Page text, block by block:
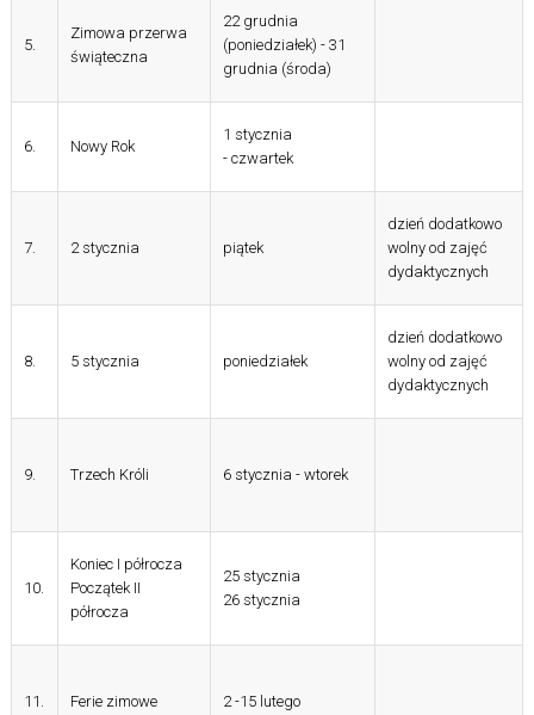
5.
Zimowa przerwa
świąteczna
22 grudnia
(poniedziałek) - 31
grudnia (środa)
6. Nowy Rok
1 stycznia
- czwartek
7. 2 stycznia piątek
dzień dodatkowo
wolny od zajęć
dydaktycznych
8. 5 stycznia poniedziałek
dzień dodatkowo
wolny od zajęć
dydaktycznych
9. Trzech Króli 6 stycznia - wtorek
10.
Koniec I półrocza
Początek II
półrocza
25 stycznia
26 stycznia
11. Ferie zimowe 2 -15 lutego